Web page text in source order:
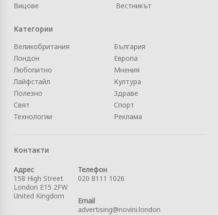
Вицове
Вестникът
Категории
Великобритания
Лондон
Любопитно
Лайфстайл
Полезно
Свят
Технологии
България
Европа
Мнения
Култура
Здраве
Спорт
Реклама
Контакти
Адрес
158 High Street
London E15 2FW
United Kingdom
Телефон
020 8111 1026
Email
advertising@novini.london